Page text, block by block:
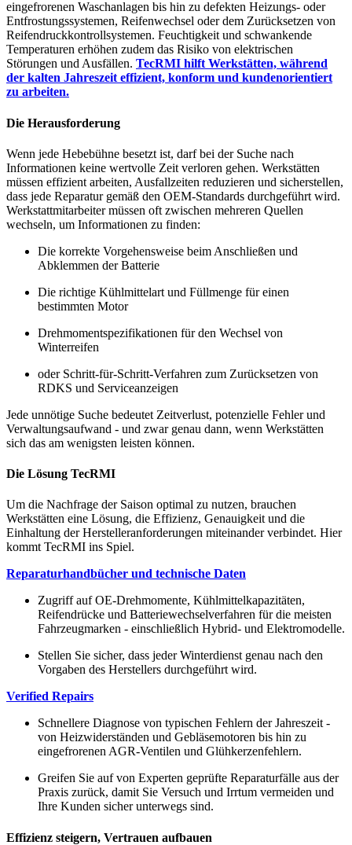
eingefrorenen Waschanlagen bis hin zu defekten Heizungs- oder
Entfrostungssystemen, Reifenwechsel oder dem Zurücksetzen von
Reifendruckkontrollsystemen. Feuchtigkeit und schwankende
Temperaturen erhöhen zudem das Risiko von elektrischen
Störungen und Ausfällen. TecRMI hilft Werkstätten, während
der kalten Jahreszeit effizient, konform und kundenorientiert
zu arbeiten.
Die Herausforderung
Wenn jede Hebebühne besetzt ist, darf bei der Suche nach
Informationen keine wertvolle Zeit verloren gehen. Werkstätten
müssen effizient arbeiten, Ausfallzeiten reduzieren und sicherstellen,
dass jede Reparatur gemäß den OEM-Standards durchgeführt wird.
Werkstattmitarbeiter müssen oft zwischen mehreren Quellen
wechseln, um Informationen zu finden:
Die korrekte Vorgehensweise beim Anschließen und
Abklemmen der Batterie
Die richtige Kühlmittelart und Füllmenge für einen
bestimmten Motor
Drehmomentspezifikationen für den Wechsel von
Winterreifen
oder Schritt-für-Schritt-Verfahren zum Zurücksetzen von
RDKS und Serviceanzeigen
Jede unnötige Suche bedeutet Zeitverlust, potenzielle Fehler und
Verwaltungsaufwand - und zwar genau dann, wenn Werkstätten
sich das am wenigsten leisten können.
Die Lösung TecRMI
Um die Nachfrage der Saison optimal zu nutzen, brauchen
Werkstätten eine Lösung, die Effizienz, Genauigkeit und die
Einhaltung der Herstelleranforderungen miteinander verbindet. Hier
kommt TecRMI ins Spiel.
Reparaturhandbücher und technische Daten
Zugriff auf OE-Drehmomente, Kühlmittelkapazitäten,
Reifendrücke und Batteriewechselverfahren für die meisten
Fahrzeugmarken - einschließlich Hybrid- und Elektromodelle.
Stellen Sie sicher, dass jeder Winterdienst genau nach den
Vorgaben des Herstellers durchgeführt wird.
Verified Repairs
Schnellere Diagnose von typischen Fehlern der Jahreszeit -
von Heizwiderständen und Gebläsemotoren bis hin zu
eingefrorenen AGR-Ventilen und Glühkerzenfehlern.
Greifen Sie auf von Experten geprüfte Reparaturfälle aus der
Praxis zurück, damit Sie Versuch und Irrtum vermeiden und
Ihre Kunden sicher unterwegs sind.
Effizienz steigern, Vertrauen aufbauen